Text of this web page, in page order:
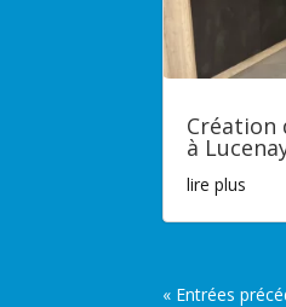
Création
à
lire plus
« Entrées